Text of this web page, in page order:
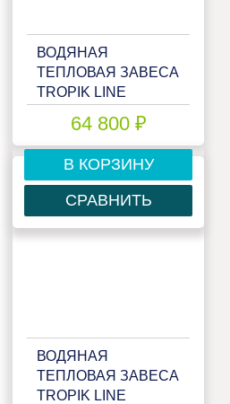
ВОДЯНАЯ
ТЕПЛОВАЯ ЗАВЕСА
TROPIK LINE
64 800 ₽
В КОРЗИНУ
СРАВНИТЬ
ВОДЯНАЯ
ТЕПЛОВАЯ ЗАВЕСА
TROPIK LINE